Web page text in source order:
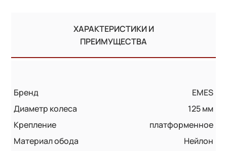
ХАРАКТЕРИСТИКИ И
ПРЕИМУЩЕСТВА
Бренд
EMES
Диаметр колеса
125 мм
Крепление
платформенное
Материал обода
Нейлон